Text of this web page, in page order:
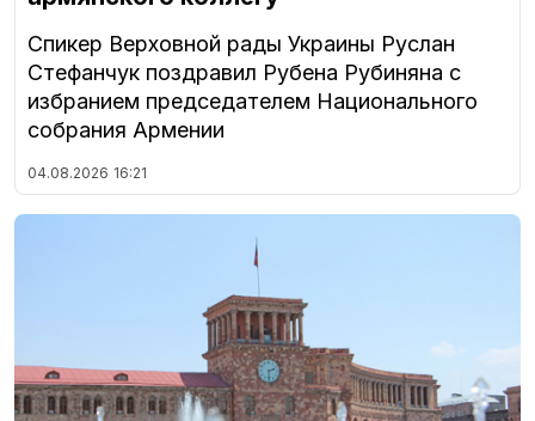
Спикер Верховной рады Украины Руслан
Стефанчук поздравил Рубена Рубиняна с
избранием председателем Национального
собрания Армении
04.08.2026 16:21